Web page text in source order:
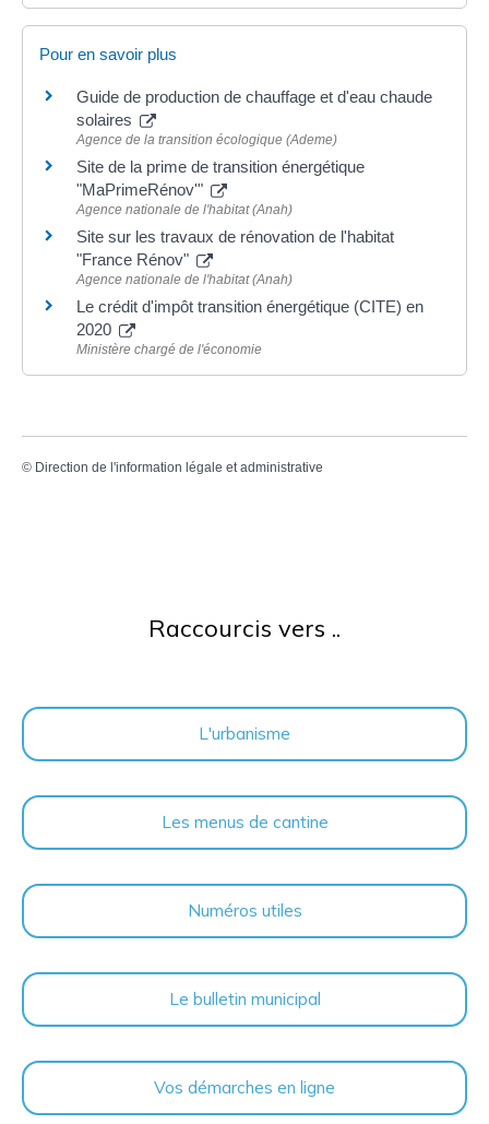
Pour en savoir plus
Guide de production de chauffage et d'eau chaude
solaires
Agence de la transition écologique (Ademe)
Site de la prime de transition énergétique
"MaPrimeRénov'"
Agence nationale de l'habitat (Anah)
Site sur les travaux de rénovation de l'habitat
"France Rénov"
Agence nationale de l'habitat (Anah)
Le crédit d'impôt transition énergétique (CITE) en
2020
Ministère chargé de l'économie
© Direction de l'information légale et administrative
Raccourcis vers ..
L'urbanisme
Les menus de cantine
Numéros utiles
Le bulletin municipal
Vos démarches en ligne